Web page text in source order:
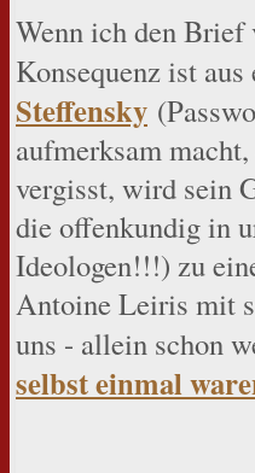
Wenn ich den
Konsequenz ist
Steffensky
aufmerksam
vergisst, wird sein
die offenkundig in
Ideologen!!!) zu
Antoine Leiris mit
uns - allein schon
selbst einmal